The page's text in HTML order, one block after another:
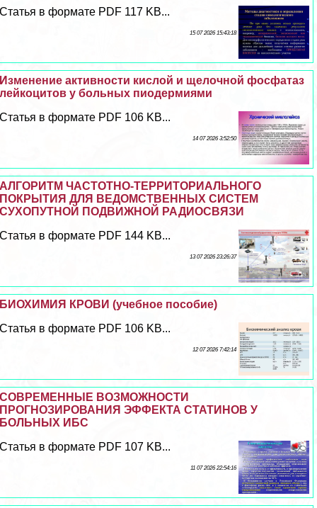
Статья в формате PDF 117 KB...
15 07 2026 15:43:18
Изменение активности кислой и щелочной фосфатаз
лейкоцитов у больных пиодермиями
Статья в формате PDF 106 KB...
14 07 2026 3:52:50
АЛГОРИТМ ЧАСТОТНО-ТЕРРИТОРИАЛЬНОГО
ПОКРЫТИЯ ДЛЯ ВЕДОМСТВЕННЫХ СИСТЕМ
СУХОПУТНОЙ ПОДВИЖНОЙ РАДИОСВЯЗИ
Статья в формате PDF 144 KB...
13 07 2026 23:26:37
БИОХИМИЯ КРОВИ (учебное пособие)
Статья в формате PDF 106 KB...
12 07 2026 7:42:14
СОВРЕМЕННЫЕ ВОЗМОЖНОСТИ
ПРОГНОЗИРОВАНИЯ ЭФФЕКТА СТАТИНОВ У
БОЛЬНЫХ ИБС
Статья в формате PDF 107 KB...
11 07 2026 22:54:16